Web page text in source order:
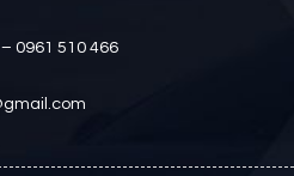
0961 510 466